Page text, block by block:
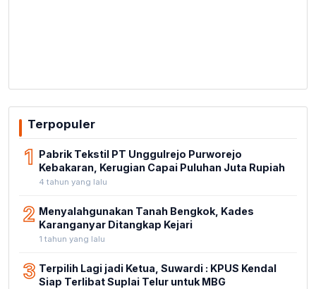
Terpopuler
1 Pabrik Tekstil PT Unggulrejo Purworejo
Kebakaran, Kerugian Capai Puluhan Juta Rupiah
4 tahun yang lalu
2 Menyalahgunakan Tanah Bengkok, Kades
Karanganyar Ditangkap Kejari
1 tahun yang lalu
3 Terpilih Lagi jadi Ketua, Suwardi : KPUS Kendal
Siap Terlibat Suplai Telur untuk MBG